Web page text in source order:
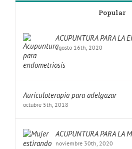
Popular
ACUPUNTURA PARA LA
agosto 16th, 2020
Auriculoterapia para adelgazar
octubre 5th, 2018
ACUPUNTURA PARA LA
noviembre 30th, 2020